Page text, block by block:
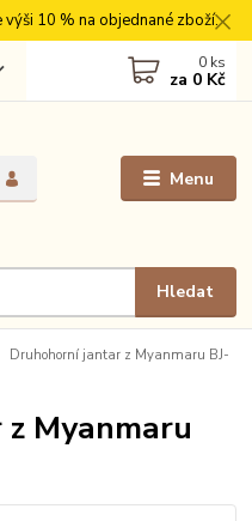
10 % na objednané zboží.
Menu
Hledat
0 ks
za 0 Kč
Druhohorní jantar z Myanmaru BJ-
Myanmaru